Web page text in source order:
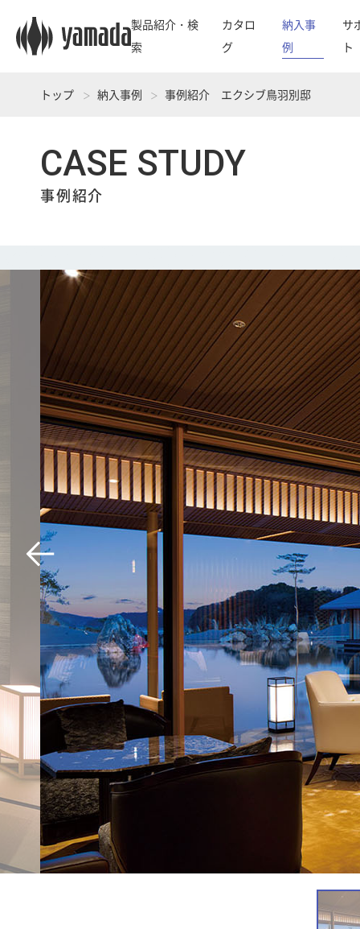
トップ 納入事例 事例紹介 エクシブ鳥羽別邸
製品紹介・検
索
カタロ
グ
納入事
例
サ
ト
CASE STUDY
事例紹介